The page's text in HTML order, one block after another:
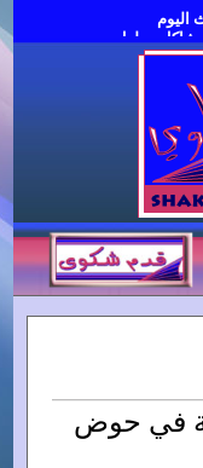
اليوم
وحلول
في حوض